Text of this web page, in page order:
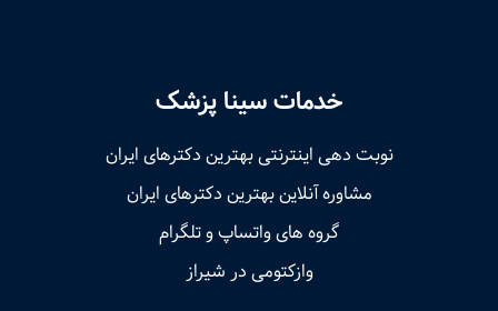
خدمات سینا پزشک
نوبت‌ دهی اینترنتی بهترین دکترهای ایران
مشاوره آنلاین بهترین دکترهای ایران
گروه های واتساپ و تلگرام
وازکتومی در شیراز